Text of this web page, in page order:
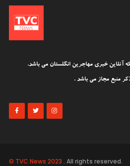
خبری مهاجرین انگلستان می باشد.
منبع مجاز می باشد .
© TVC News 2023 . All rights reserved.